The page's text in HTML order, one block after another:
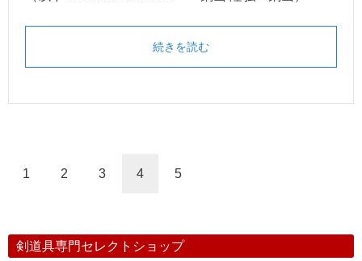
続きを読む
1 2 3 4 5
剣道具専門セレクトショップ